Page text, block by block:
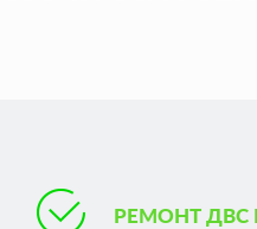
РЕМОНТ ДВС